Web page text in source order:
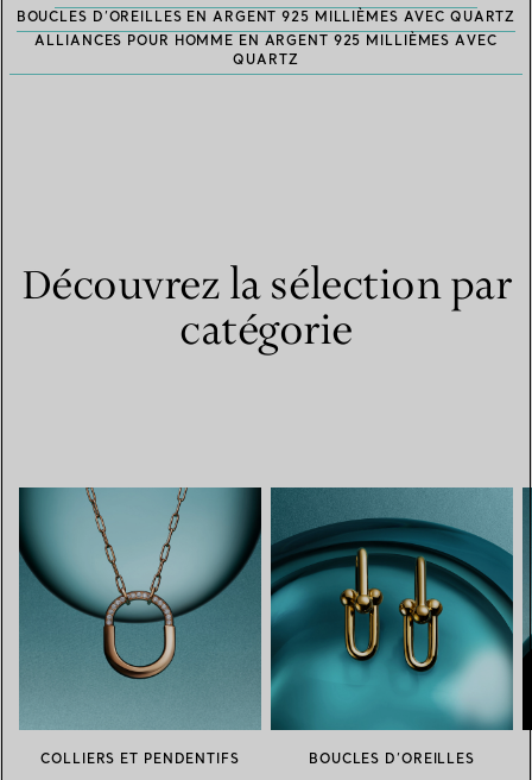
BOUCLES D’OREILLES EN ARGENT 925 MILLIÈMES AVEC QUARTZ
ALLIANCES POUR HOMME EN ARGENT 925 MILLIÈMES AVEC
QUARTZ
Découvrez la sélection par
catégorie
COLLIERS ET PENDENTIFS BOUCLES D’OREILLES